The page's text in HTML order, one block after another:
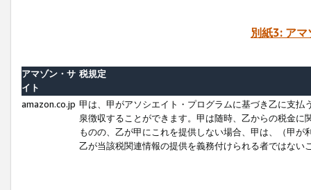
別紙3: ア
アマゾン・サ
イト
税規定
amazon.co.jp 甲は、甲がアソシエイト・プログラムに基づき乙に支
泉徴収することができます。甲は随時、乙からの税金
ものの、乙が甲にこれを提供しない場合、甲は、（甲
乙が当該税関連情報の提供を義務付けられる者ではな